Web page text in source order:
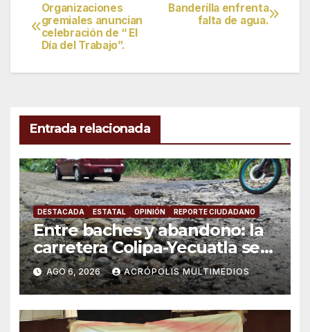
Navegación
de
entradas
Banderilla enfrenta
falta de agua.
Organizaciones
gremiales anuncian
celebración de “ El
Día del Trabajo”.
Entrada relacionada
DESTACADA ESTATAL OPINIÓN REPORTE CIUDADANO
Entre baches y abandono: la
carretera Colipa-Yecuatla se
convierte en un riesgo diario
AGO 6, 2026 ACRÓPOLIS MULTIMEDIOS